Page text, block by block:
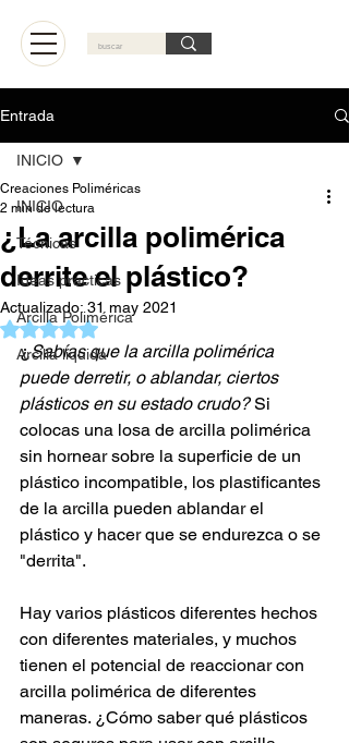
Entrada
INICIO
Técnicas
Ideas practicas
Arcilla Polimérica
Arcilla líquida
INICIO
¿La arcilla polimérica
derrite el plástico?
Creaciones Poliméricas
2 min de lectura
Actualizado: 31 may 2021
Obtuvo NaN de 5 estrellas.
¿Sabías que la arcilla polimérica
puede derretir, o ablandar, ciertos
plásticos en su estado crudo? Si
colocas una losa de arcilla polimérica
sin hornear sobre la superficie de un
plástico incompatible, los plastificantes
de la arcilla pueden ablandar el
plástico y hacer que se endurezca o se
"derrita".
Hay varios plásticos diferentes hechos
con diferentes materiales, y muchos
tienen el potencial de reaccionar con
arcilla polimérica de diferentes
maneras. ¿Cómo saber qué plásticos